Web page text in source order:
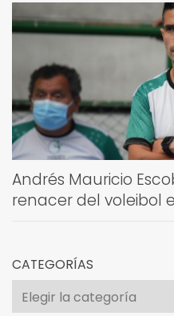
Andrés Mauricio
renacer del voleibol
CATEGORÍAS
Categorías